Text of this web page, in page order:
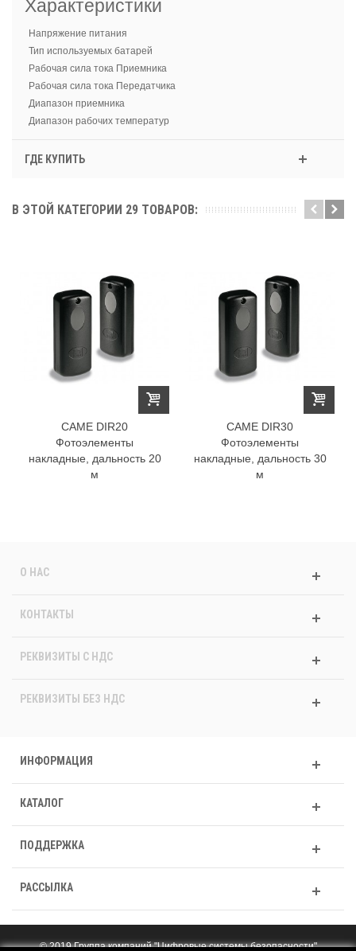
Характеристики
Напряжение питания
Тип используемых батарей
Рабочая сила тока Приемника
Рабочая сила тока Передатчика
Диапазон приемника
Диапазон рабочих температур
ГДЕ КУПИТЬ
В ЭТОЙ КАТЕГОРИИ 29 ТОВАРОВ:
CAME DIR20
Фотоэлементы
накладные, дальность 20
м
CAME DIR30
Фотоэлементы
накладные, дальность 30
м
О НАС
КОНТАКТЫ
РЕКВИЗИТЫ C НДС
РЕКВИЗИТЫ БЕЗ НДС
ИНФОРМАЦИЯ
КАТАЛОГ
ПОДДЕРЖКА
РАССЫЛКА
© 2019 Группа компаний "Цифровые системы безопасности"